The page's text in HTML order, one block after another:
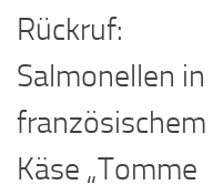
Rückruf:
Salmonellen in
französischem
Käse „Tomme